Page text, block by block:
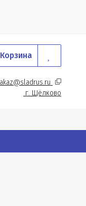
Корзина
г. Щёлково